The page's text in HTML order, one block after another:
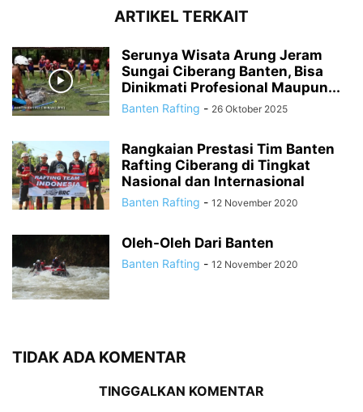
ARTIKEL TERKAIT
Serunya Wisata Arung Jeram
Sungai Ciberang Banten, Bisa
Dinikmati Profesional Maupun...
Banten Rafting - 26 Oktober 2025
Rangkaian Prestasi Tim Banten
Rafting Ciberang di Tingkat
Nasional dan Internasional
Banten Rafting - 12 November 2020
Oleh-Oleh Dari Banten
Banten Rafting - 12 November 2020
TIDAK ADA KOMENTAR
TINGGALKAN KOMENTAR